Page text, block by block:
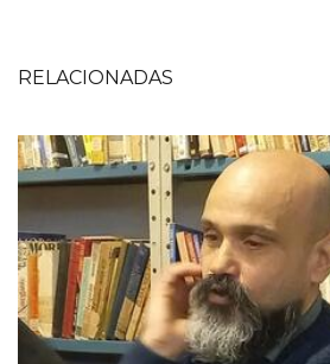
RELACIONADAS
Imagen